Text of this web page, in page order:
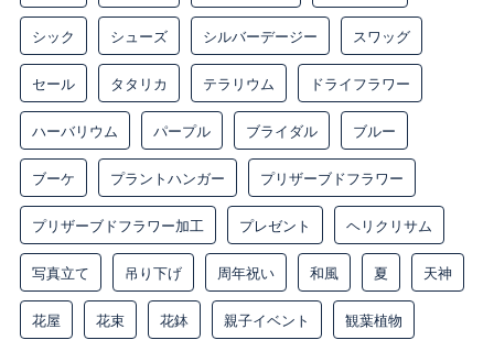
シック シューズ シルバーデージー スワッグ
セール タタリカ テラリウム ドライフラワー
ハーバリウム パープル ブライダル ブルー
ブーケ プラントハンガー プリザーブドフラワー
プリザーブドフラワー加工 プレゼント ヘリクリサム
写真立て 吊り下げ 周年祝い 和風 夏 天神
花屋 花束 花鉢 親子イベント 観葉植物